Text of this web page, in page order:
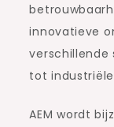
innovatieve
verschillende
tot
AEM wordt